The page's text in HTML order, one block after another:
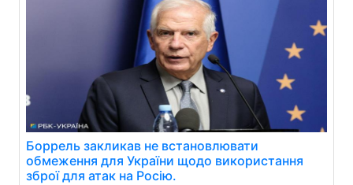
Боррель закликав не встановлювати
обмеження для України щодо використання
зброї для атак на Росію.